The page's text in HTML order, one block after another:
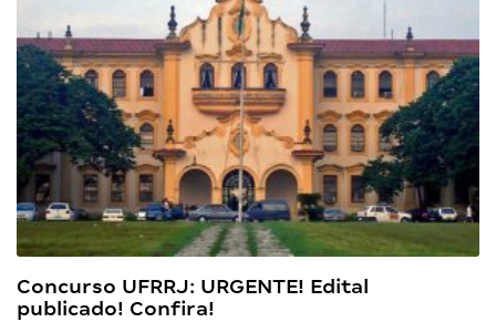
Concurso UFRRJ: URGENTE! Edital
publicado! Confira!